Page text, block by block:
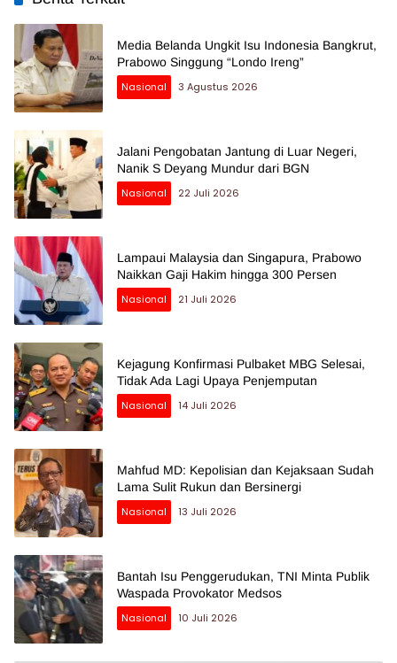
Media Belanda Ungkit Isu Indonesia Bangkrut,
Prabowo Singgung “Londo Ireng”
Nasional
3 Agustus 2026
Jalani Pengobatan Jantung di Luar Negeri,
Nanik S Deyang Mundur dari BGN
Nasional
22 Juli 2026
Lampaui Malaysia dan Singapura, Prabowo
Naikkan Gaji Hakim hingga 300 Persen
Nasional
21 Juli 2026
Kejagung Konfirmasi Pulbaket MBG Selesai,
Tidak Ada Lagi Upaya Penjemputan
Nasional
14 Juli 2026
Mahfud MD: Kepolisian dan Kejaksaan Sudah
Lama Sulit Rukun dan Bersinergi
Nasional
13 Juli 2026
Bantah Isu Penggerudukan, TNI Minta Publik
Waspada Provokator Medsos
Nasional
10 Juli 2026